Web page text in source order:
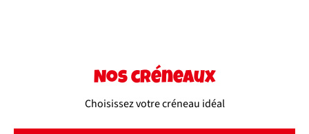
Nos créneaux
Choisissez votre créneau idéal